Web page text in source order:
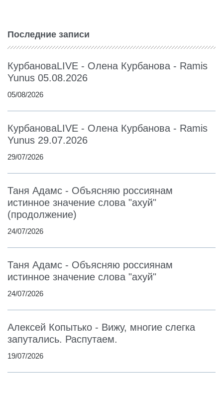
Последние записи
КурбановаLIVE - Олена Курбанова - Ramis
Yunus 05.08.2026
05/08/2026
КурбановаLIVE - Олена Курбанова - Ramis
Yunus 29.07.2026
29/07/2026
Таня Адамс - Объясняю россиянам
истинное значение слова "ахуй"
(продолжение)
24/07/2026
Таня Адамс - Объясняю россиянам
истинное значение слова "ахуй"
24/07/2026
Алексей Копытько - Вижу, многие слегка
запутались. Распутаем.
19/07/2026